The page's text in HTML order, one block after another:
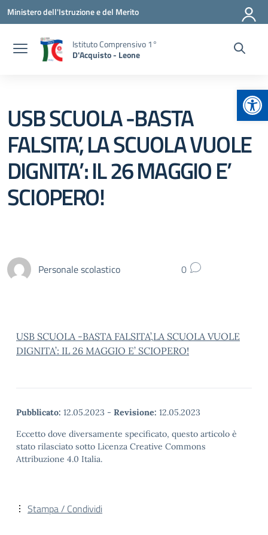
Vai ai contenuti
Vai al menu di navigazione
Vai al footer
Ministero dell'Istruzione e del Merito
Istituto Comprensivo 1°
D'Acquisto - Leone
USB SCUOLA -BASTA
FALSITA’, LA SCUOLA VUOLE
DIGNITA’: IL 26 MAGGIO E’
SCIOPERO!
Personale scolastico 0
USB SCUOLA -BASTA FALSITA’,LA SCUOLA VUOLE
DIGNITA’: IL 26 MAGGIO E’ SCIOPERO!
Pubblicato: 12.05.2023 - Revisione: 12.05.2023
Eccetto dove diversamente specificato, questo articolo è
stato rilasciato sotto Licenza Creative Commons
Attribuzione 4.0 Italia.
Stampa / Condividi